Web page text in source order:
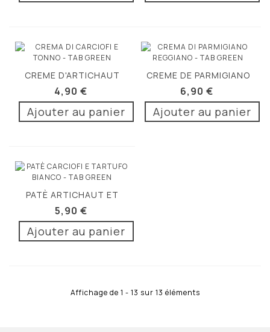
CREME D'ARTICHAUT
ET THON 130G
4,90 €
Ajouter au panier
CREME DE PARMIGIANO
REGGIANO 120G
6,90 €
Ajouter au panier
PATÈ ARTICHAUT ET
TRUFFE...
5,90 €
Ajouter au panier
Affichage de 1 - 13 sur 13 éléments